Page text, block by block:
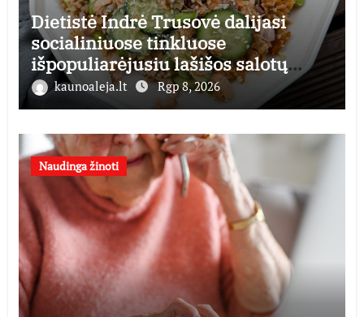
Dietistė Indrė Trusovė dalijasi
socialiniuose tinkluose
išpopuliarėjusiu lašišos salotų
receptu
kaunoaleja.lt Rgp 8, 2026
Naudinga žinoti